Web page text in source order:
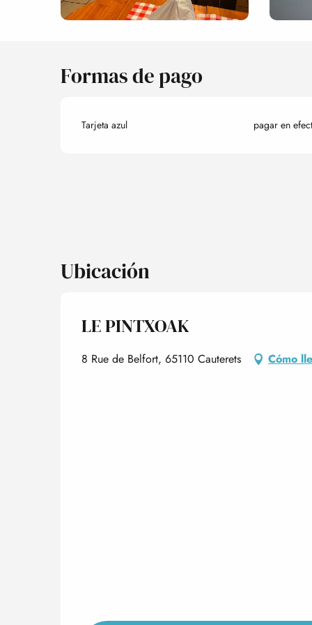
Formas de pago
Tarjeta azul pagar en
Ubicación
LE PINTXOAK
8 Rue de Belfort, 65110 Cauterets Cómo